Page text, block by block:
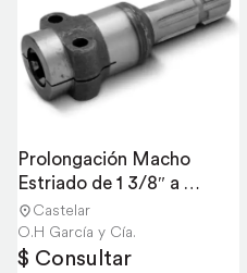
Prolongación Macho
Estriado de 1 3/8″ a
Hembra de 6 Estrías
Castelar
O.H García y Cía.
$ Consultar